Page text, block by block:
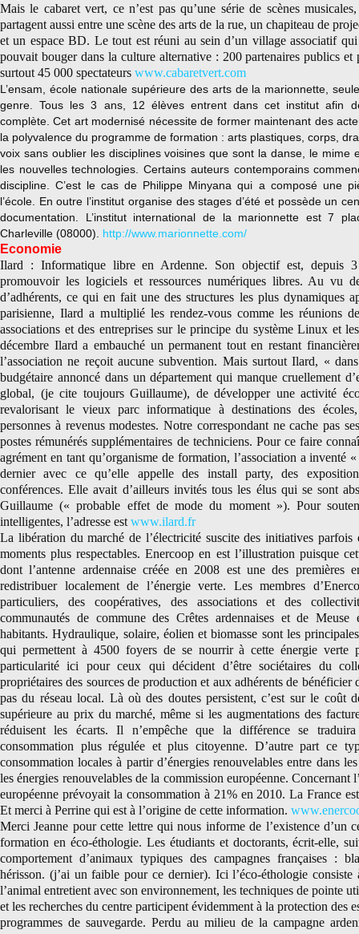
Mais le cabaret vert, ce n’est pas qu’une série de scènes
partagent aussi entre une scène des arts de la rue, un chapiteau de
et un espace BD. Le tout est réuni au sein d’un village associatif
pouvait bouger dans la culture alternative : 200 partenaires publics et
surtout 45 000 spectateurs www.cabaretvert.com
L’ensam, école nationale supérieure des arts de la marionnette,
genre. Tous les 3 ans, 12 élèves entrent dans cet institut afin
complète. Cet art modernisé nécessite de former maintenant des
la polyvalence du programme de formation : arts plastiques, corps,
voix sans oublier les disciplines voisines que sont la danse, le mime
les nouvelles technologies. Certains auteurs contemporains
discipline. C’est le cas de Philippe Minyana qui a composé une
l’école. En outre l’institut organise des stages d’été et possède un
documentation. L’institut international de la marionnette est 7
Charleville (08000). http://www.marionnette.com/
Economie
Ilard : Informatique libre en Ardenne. Son objectif est, depuis 3
promouvoir les logiciels et ressources numériques libres. Au vu
d’adhérents, ce qui en fait une des structures les plus dynamiques
parisienne, Ilard a multiplié les rendez-vous comme les réunions
associations et des entreprises sur le principe du système Linux et
décembre Ilard a embauché un permanent tout en restant
l’association ne reçoit aucune subvention. Mais surtout Ilard, «
budgétaire annoncé dans un département qui manque cruellement
global, (je cite toujours Guillaume), de développer une activité
revalorisant le vieux parc informatique à destinations des
personnes à revenus modestes. Notre correspondant ne cache pas
postes rémunérés supplémentaires de techniciens. Pour ce faire
agrément en tant qu’organisme de formation, l’association a inventé
dernier avec ce qu’elle appelle des install party, des
conférences. Elle avait d’ailleurs invités tous les élus qui se sont
Guillaume (« probable effet de mode du moment »). Pour
intelligentes, l’adresse est www.ilard.fr
La libération du marché de l’électricité suscite des initiatives parfois
moments plus respectables. Enercoop en est l’illustration puisque
dont l’antenne ardennaise créée en 2008 est une des premières
redistribuer localement de l’énergie verte. Les membres
particuliers, des coopératives, des associations et des
communautés de commune des Crêtes ardennaises et de
habitants. Hydraulique, solaire, éolien et biomasse sont les
qui permettent à 4500 foyers de se nourrir à cette énergie verte
particularité ici pour ceux qui décident d’être sociétaires du
propriétaires des sources de production et aux adhérents de bénéficier
pas du réseau local. Là où des doutes persistent, c’est sur le coût
supérieure au prix du marché, même si les augmentations des
réduisent les écarts. Il n’empêche que la différence se
consommation plus régulée et plus citoyenne. D’autre part ce
consommation locales à partir d’énergies renouvelables entre dans
les énergies renouvelables de la commission européenne. Concernant
européenne prévoyait la consommation à 21% en 2010. La France
Et merci à Perrine qui est à l’origine de cette information.
Merci Jeanne pour cette lettre qui nous informe de l’existence d’un
formation en éco-éthologie. Les étudiants et doctorants, écrit-elle,
comportement d’animaux typiques des campagnes françaises :
hérisson. (j’ai un faible pour ce dernier). Ici l’éco-éthologie
l’animal entretient avec son environnement, les techniques de pointe
et les recherches du centre participent évidemment à la protection des
programmes de sauvegarde. Perdu au milieu de la campagne